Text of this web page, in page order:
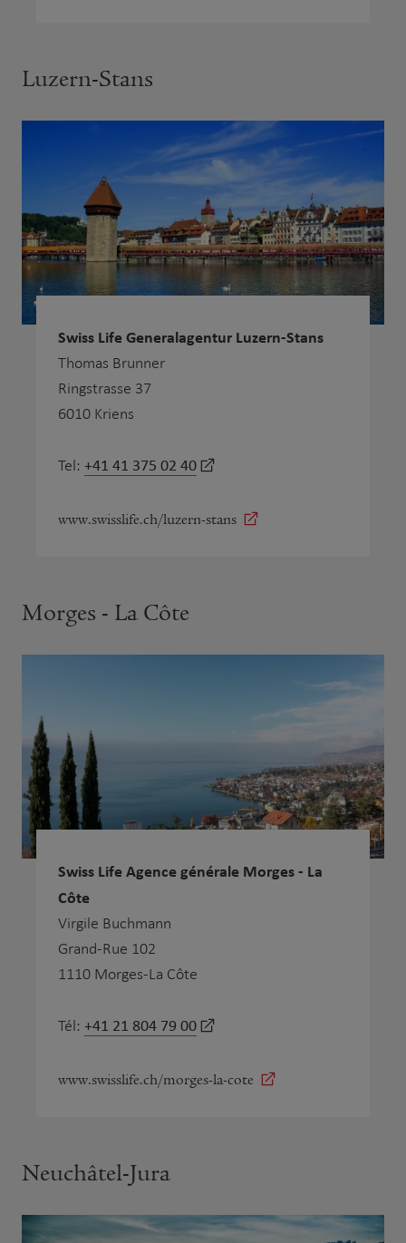
Luzern-Stans
Swiss Life Generalagentur Luzern-Stans
Thomas Brunner
Ringstrasse 37
6010 Kriens
Tel: +41 41 375 02 40
www.swisslife.ch/luzern-stans
Morges - La Côte
Swiss Life Agence générale Morges - La
Côte
Virgile Buchmann
Grand-Rue 102
1110 Morges-La Côte
Tél: +41 21 804 79 00
www.swisslife.ch/morges-la-cote
Neuchâtel-Jura